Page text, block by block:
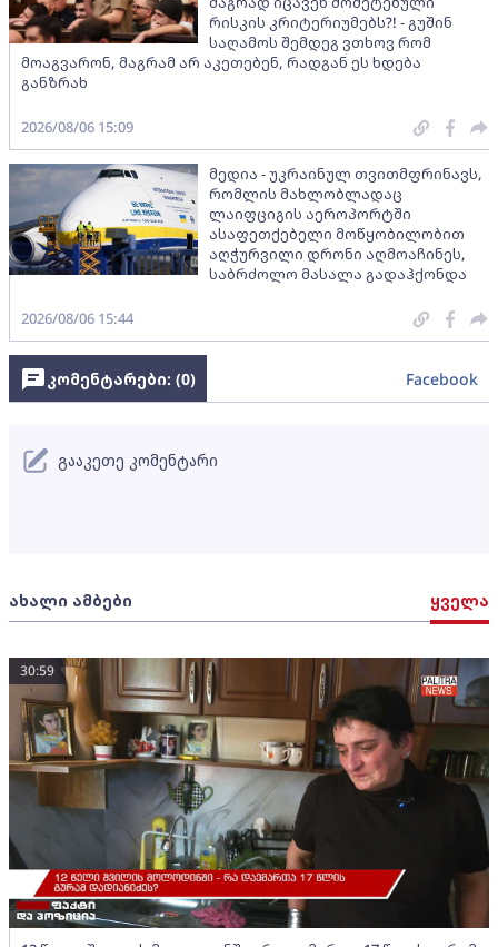
რისკის კრიტერიუმებს?! - გუშინ
საღამოს შემდეგ ვთხოვ რომ
მოაგვარონ, მაგრამ არ აკეთებენ, რადგან ეს ხდება
განზრახ
2026/08/06 15:09
მედია - უკრაინულ თვითმფრინავს,
რომლის მახლობლადაც
ლაიფციგის აეროპორტში
ასაფეთქებელი მოწყობილობით
აღჭურვილი დრონი აღმოაჩინეს,
საბრძოლო მასალა გადაჰქონდა
2026/08/06 15:44
ახალი ამბები ყველა
30:59
კომენტარები: (0) Facebook
გააკეთე კომენტარი